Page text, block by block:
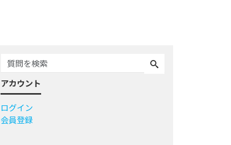
アカウント
ログイン
会員登録